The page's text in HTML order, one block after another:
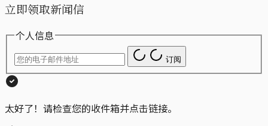
立即领取新闻信
个人信息
订阅
太好了！请检查您的收件箱并点击链接。